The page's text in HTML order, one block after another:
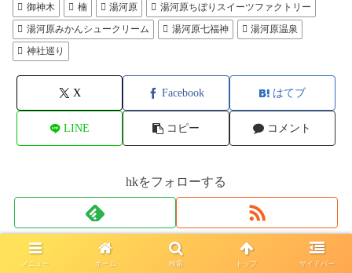
御神木
楠 湯河原
湯河原ちぼりスイーツファクトリー
湯河原みかんシュークリーム
湯河原七福神
湯河原温泉
神社巡り
X Facebook はてブ
LINE コピー コメント
hkをフォローする
hk
メニュー ホーム 検索 トップ サイドバー